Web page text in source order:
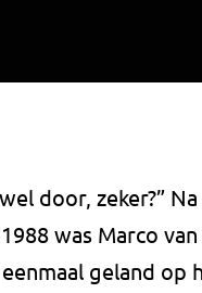
door, zeker?”
was Marco
geland op